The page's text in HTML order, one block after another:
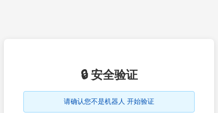
🔒 安全验证
请确认您不是机器人 开始验证